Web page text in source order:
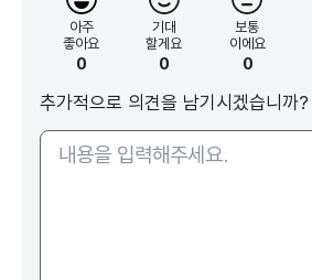
아주
좋아요
0
기대
할게요
0
보통
이에요
0
추가적으로 의견을 남기시겠습니까?